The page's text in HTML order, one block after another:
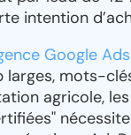
intention
Google Ads
larges, mots-
agricole,